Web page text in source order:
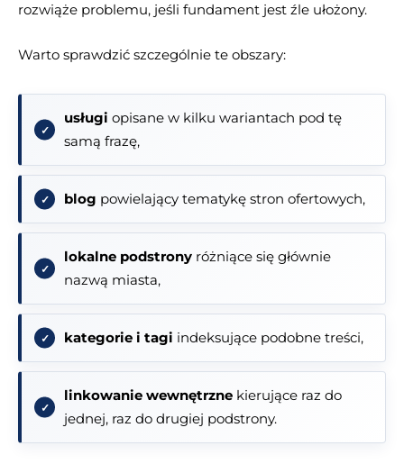
rozwiąże problemu, jeśli fundament jest źle ułożony.
Warto sprawdzić szczególnie te obszary:
usługi opisane w kilku wariantach pod tę
samą frazę,
blog powielający tematykę stron ofertowych,
lokalne podstrony różniące się głównie
nazwą miasta,
kategorie i tagi indeksujące podobne treści,
linkowanie wewnętrzne kierujące raz do
jednej, raz do drugiej podstrony.